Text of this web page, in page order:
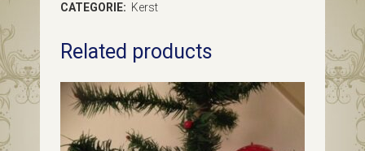
koffiepot
van
dun
geblazen
CATEGORIE: Kerst
Related products